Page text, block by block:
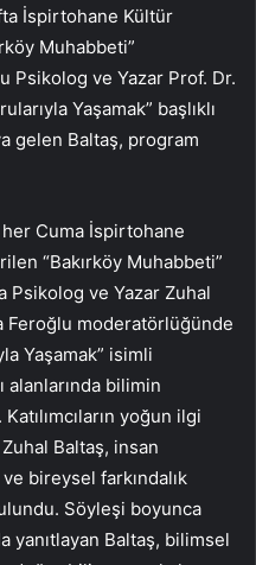
İspirtohane Kültür
Muhabbeti”
Psikolog ve Yazar Prof. Dr.
Yaşamak” başlıklı
gelen Baltaş, program
Cuma İspirtohane
“Bakırköy Muhabbeti”
Psikolog ve Yazar Zuhal
Feroğlu moderatörlüğünde
Yaşamak” isimli
alanlarında bilimin
yoğun ilgi
Baltaş, insan
bireysel farkındalık
Söyleşi boyunca
yanıtlayan Baltaş, bilimsel